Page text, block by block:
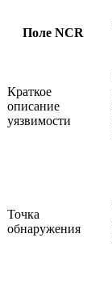
Поле NCR
Краткое
описание
уязвимости
Точка
обнаружения